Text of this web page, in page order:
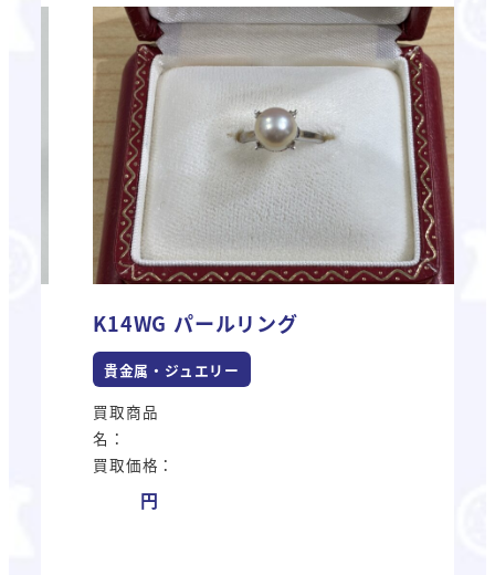
K14WG パールリング
貴金属・ジュエリー
買取商品
名：
買取価格：